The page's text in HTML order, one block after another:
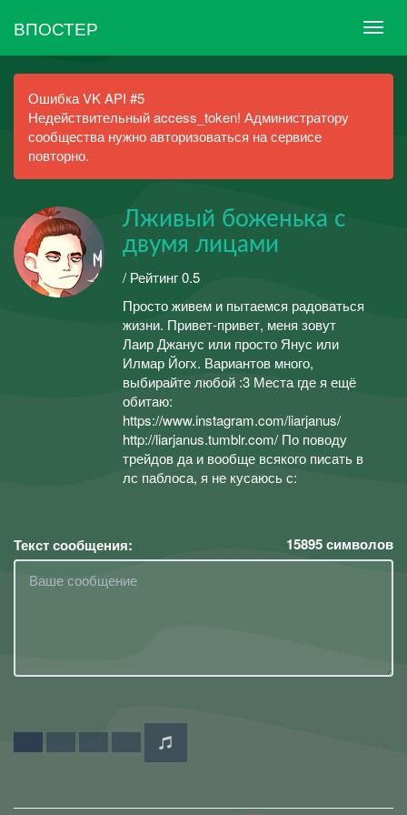
ВПОСТЕР
Ошибка VK API #5
Недействительный access_token! Администратору
сообщества нужно авторизоваться на сервисе
повторно.
Лживый боженька с
двумя лицами
/ Рейтинг 0.5
Просто живем и пытаемся радоваться
жизни. Привет-привет, меня зовут
Лаир Джанус или просто Янус или
Илмар Йогх. Вариантов много,
выбирайте любой :3 Места где я ещё
обитаю:
https://www.instagram.com/liarjanus/
http://liarjanus.tumblr.com/ По поводу
трейдов да и вообще всякого писать в
лс паблоса, я не кусаюсь с:
Текст сообщения: 15895символов